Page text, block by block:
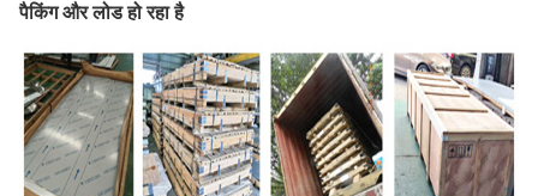
पैकिंग और लोड हो रहा है